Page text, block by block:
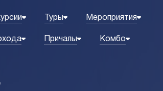
Туры Мероприятия
Причалы Комбо